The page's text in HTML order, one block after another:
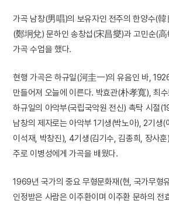
가곡 남창(男唱)의 보유자인 전주의 한양수(
(鄭坰兌) 문하인 송창섭(宋昌燮)과 고민순(高
가곡 수업을 했다.
현행 가곡은 하규일(河圭一)의 유음인 바,
만들어져 오늘에 이른다. 박효관(朴孝寬), 최
하규일의 아악부(국립국악원 전신) 촉탁 시절
남창의 제자로는 아악부 1기생(박노아), 2기생(
이석재, 박창진), 4기생(김기수, 김종희, 장사
주로 이병성에게 가곡을 배웠다.
1969년 국가의 중요 무형문화재(현, 국가무형
인정받은 사람은 이주환이며 이주환 문하의 전